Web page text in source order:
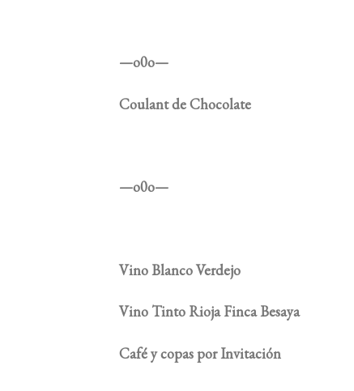
—o0o—
Coulant de Chocolate
—o0o—
Vino Blanco Verdejo
Vino Tinto Rioja Finca Besaya
Café y copas por Invitación